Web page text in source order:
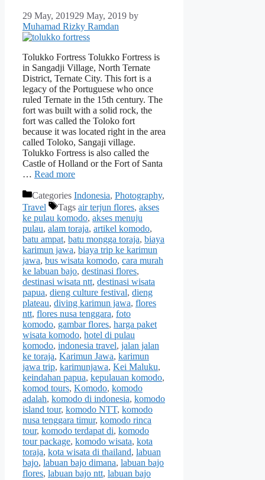
29 May, 201929 May, 2019 by
Muhamad Rizky Ramdan
Tolukko Fortress Tolukko Fortress is
in Sangadji Village, North Ternate
District, Ternate City. This fort is a
legacy of the Portuguese who once
ruled Ternate in the 15th century. The
fort was built with a solid rock, the
fort was called the Toloko fort
because it was located right in the area
called Toloko, Sangaji village.
Tolukko Fortress is also called the
Castle of Holland or the Fort of Santa
… Read more
Categories Indonesia, Photography,
Travel
Tags air terjun flores, akses
ke pulau komodo, akses menuju
pulau, alam toraja, artikel komodo,
batu ampat, batu mongga toraja, biaya
karimun jawa, biaya trip ke karimun
jawa, bus wisata komodo, cara murah
ke labuan bajo, destinasi flores,
destinasi wisata ntt, destinasi wisata
papua, dieng culture festival, dieng
plateau, diving karimun jawa, flores
ntt, flores nusa tenggara, foto
komodo, gambar flores, harga paket
wisata komodo, hotel di pulau
komodo, indonesia travel, jalan jalan
ke toraja, Karimun Jawa, karimun
jawa trip, karimunjawa, Kei Maluku,
keindahan papua, kepulauan komodo,
komod tours, Komodo, komodo
adalah, komodo di indonesia, komodo
island tour, komodo NTT, komodo
nusa tenggara timur, komodo rinca
tour, komodo terdapat di, komodo
tour package, komodo wisata, kota
toraja, kota wisata di thailand, labuan
bajo, labuan bajo dimana, labuan bajo
flores, labuan bajo ntt, labuan bajo